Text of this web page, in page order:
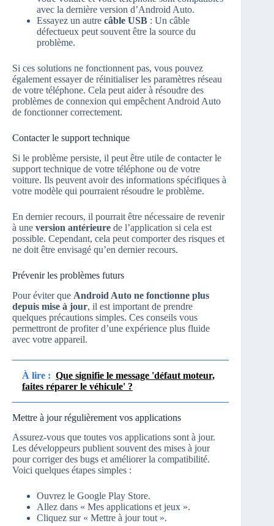
avec la dernière version d’Android Auto.
Essayez un autre câble USB : Un câble
défectueux peut souvent être la source du
problème.
Si ces solutions ne fonctionnent pas, vous pouvez
également essayer de réinitialiser les paramètres réseau
de votre téléphone. Cela peut aider à résoudre des
problèmes de connexion qui empêchent Android Auto
de fonctionner correctement.
Contacter le support technique
Si le problème persiste, il peut être utile de contacter le
support technique de votre téléphone ou de votre
voiture. Ils peuvent avoir des informations spécifiques à
votre modèle qui pourraient résoudre le problème.
En dernier recours, il pourrait être nécessaire de revenir
à une version antérieure de l’application si cela est
possible. Cependant, cela peut comporter des risques et
ne doit être envisagé qu’en dernier recours.
Prévenir les problèmes futurs
Pour éviter que Android Auto ne fonctionne plus
depuis mise à jour, il est important de prendre
quelques précautions simples. Ces conseils vous
permettront de profiter d’une expérience plus fluide
avec votre appareil.
À lire : Que signifie le message 'défaut moteur,
faites réparer le véhicule' ?
Mettre à jour régulièrement vos applications
Assurez-vous que toutes vos applications sont à jour.
Les développeurs publient souvent des mises à jour
pour corriger des bugs et améliorer la compatibilité.
Voici quelques étapes simples :
Ouvrez le Google Play Store.
Allez dans « Mes applications et jeux ».
Cliquez sur « Mettre à jour tout ».